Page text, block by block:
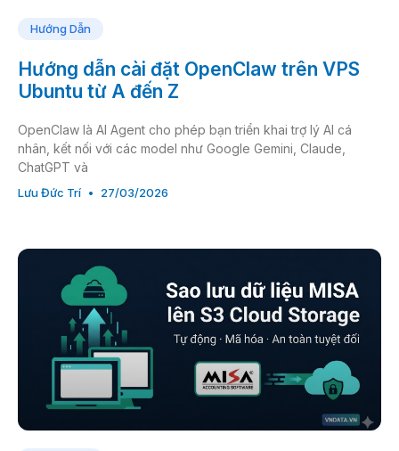
Hướng Dẫn
Hướng dẫn cài đặt OpenClaw trên VPS
Ubuntu từ A đến Z
OpenClaw là AI Agent cho phép bạn triển khai trợ lý AI cá
nhân, kết nối với các model như Google Gemini, Claude,
ChatGPT và
Lưu Đức Trí 27/03/2026